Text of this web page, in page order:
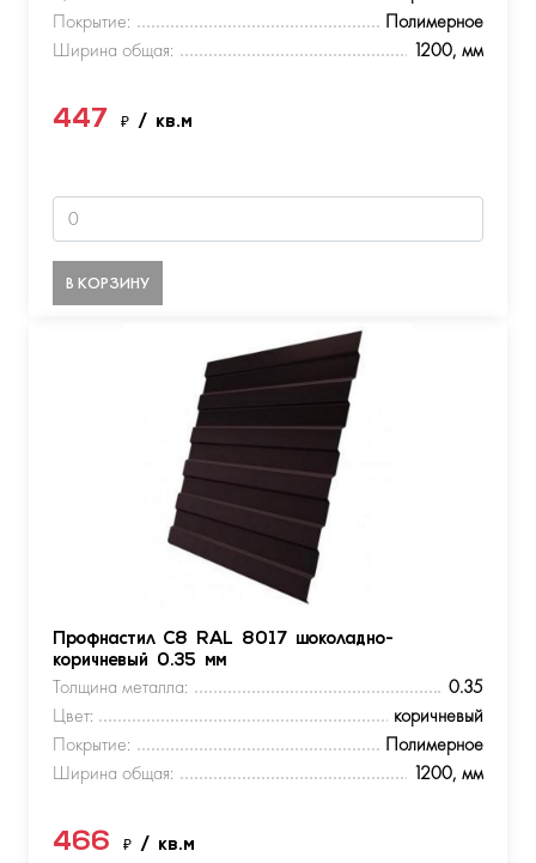
Покрытие:
Полимерное
Ширина общая:
1200, мм
447 ₽ / кв.м
В КОРЗИНУ
Профнастил С8 RAL 8017 шоколадно-
коричневый 0.35 мм
Толщина металла:
0.35
Цвет:
коричневый
Покрытие:
Полимерное
Ширина общая:
1200, мм
466 ₽ / кв.м